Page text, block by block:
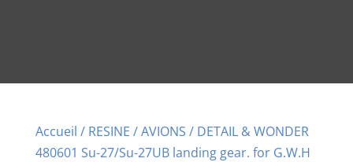
Accueil / RESINE /AVIONS / DETAIL & WONDER
480601 Su-27/Su-27UB landing gear. for G.W.H